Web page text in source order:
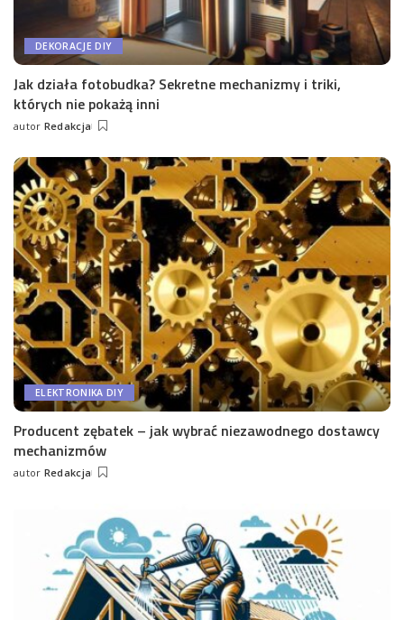
DEKORACJE DIY
Jak działa fotobudka? Sekretne mechanizmy i triki,
których nie pokażą inni
Wysłany
autor Redakcja
ELEKTRONIKA DIY
Producent zębatek – jak wybrać niezawodnego dostawcy
mechanizmów
Wysłany
autor Redakcja